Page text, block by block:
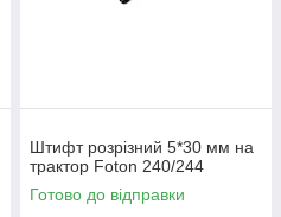
Штифт розрізний 5*30 мм на
трактор Foton 240/244
Готово до відправки